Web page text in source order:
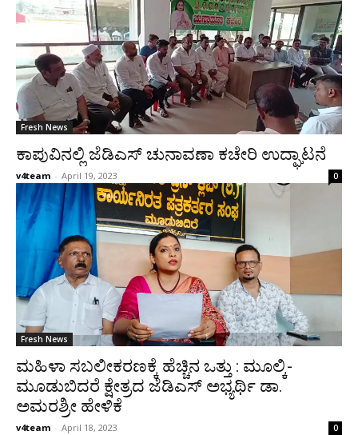
Fresh News
ಕಾಪುವಿನಲ್ಲಿ ಜೆಡಿಎಸ್ ಚುನಾವಣಾ ಕಚೇರಿ ಉದ್ಘಾಟನೆ
v4team - April 19, 2023 0
Fresh News
ಮಹಿಳಾ ಸಬಲೀಕರಣಕ್ಕೆ ಹೆಚ್ಚಿನ ಒತ್ತು : ಮೂಲ್ಕಿ-
ಮೂಡುಬಿದರೆ ಕ್ಷೇತ್ರದ ಜೆಡಿಎಸ್ ಅಭ್ಯರ್ಥಿ ಡಾ.
ಅಮರಶ್ರೀ ಹೇಳಿಕೆ
v4team - April 18, 2023 0